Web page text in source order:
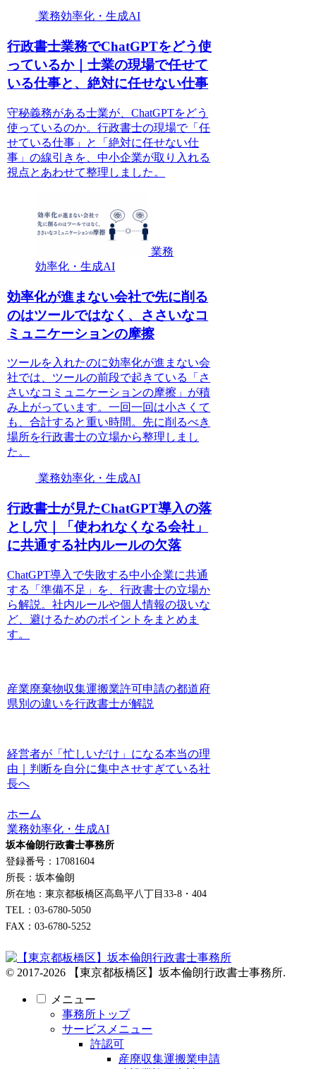
業務効率化・生成AI
行政書士業務でChatGPTをどう使
っているか｜士業の現場で任せて
いる仕事と、絶対に任せない仕事
守秘義務がある士業が、ChatGPTをどう
使っているのか。行政書士の現場で「任
せている仕事」と「絶対に任せない仕
事」の線引きを、中小企業が取り入れる
視点とあわせて整理しました。
業務
効率化・生成AI
効率化が進まない会社で先に削る
のはツールではなく、ささいなコ
ミュニケーションの摩擦
ツールを入れたのに効率化が進まない会
社では、ツールの前段で起きている「さ
さいなコミュニケーションの摩擦」が積
み上がっています。一回一回は小さくて
も、合計すると重い時間。先に削るべき
場所を行政書士の立場から整理しまし
た。
業務効率化・生成AI
行政書士が見たChatGPT導入の落
とし穴｜「使われなくなる会社」
に共通する社内ルールの欠落
ChatGPT導入で失敗する中小企業に共通
する「準備不足」を、行政書士の立場か
ら解説。社内ルールや個人情報の扱いな
ど、避けるためのポイントをまとめま
す。
産業廃棄物収集運搬業許可申請の都道府
県別の違いを行政書士が解説
経営者が「忙しいだけ」になる本当の理
由｜判断を自分に集中させすぎている社
長へ
ホーム
業務効率化・生成AI
坂本倫朗行政書士事務所
登録番号：17081604
所長：坂本倫朗
所在地：東京都板橋区高島平八丁目33-8・404
TEL：03-6780-5050
FAX：03-6780-5252
© 2017-2026 【東京都板橋区】坂本倫朗行政書士事務所.
メニュー
事務所トップ
サービスメニュー
許認可
産廃収集運搬業申請